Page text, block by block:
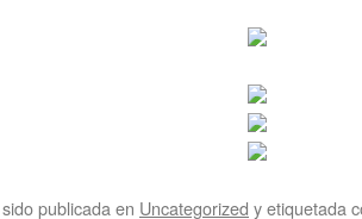
publicada en Uncategorized y etiquetada